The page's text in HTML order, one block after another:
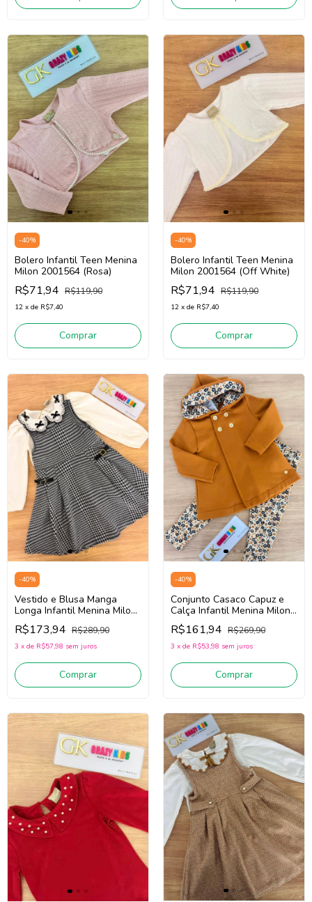
-40%
Bolero Infantil Teen Menina
Milon 2001564 (Rosa)
R$71,94 R$119,90
12 x de R$7,40
Comprar
-40%
Bolero Infantil Teen Menina
Milon 2001564 (Off White)
R$71,94 R$119,90
12 x de R$7,40
Comprar
-40%
Vestido e Blusa Manga
Longa Infantil Menina Milon
2001480 (Off White/Preto)
R$173,94 R$289,90
3 x de R$57,98 sem juros
Comprar
-40%
Conjunto Casaco Capuz e
Calça Infantil Menina Milon
2001500 (Mostarda/Bege)
R$161,94 R$269,90
3 x de R$53,98 sem juros
Comprar